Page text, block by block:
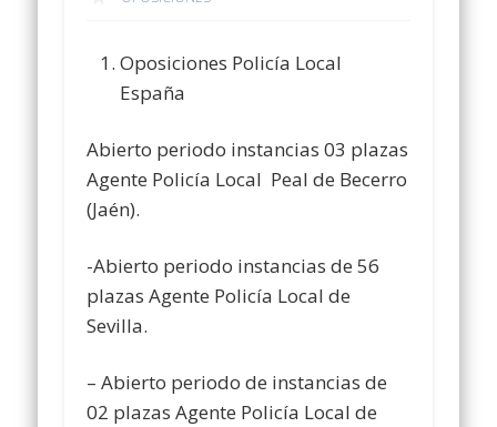
Oposiciones Policía Local
España
Abierto periodo instancias 03 plazas
Agente Policía Local Peal de Becerro
(Jaén).
-Abierto periodo instancias de 56
plazas Agente Policía Local de
Sevilla.
– Abierto periodo de instancias de
02 plazas Agente Policía Local de